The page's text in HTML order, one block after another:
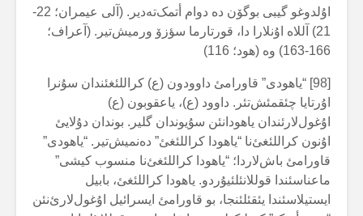
اۇلدوغو گیبی بوگۆن دە دوام أتمک‌تەدیر. (آلی عیمران؛ 22-
21) آللاە اۇنلارا دا، قورتارما سؤزۆ ورمیش‌تیر. (آعراف؛
166-163) وە (هود؛ 116)
[98] “یاهودی” قاورامئ داوودون (ع) کراللئغئندان سۇنرا
اۇرتایا چئقمئش‌تئر. داوود (ع)، یاعقوبون (ع)
اۇغول‌لارئندان یاهودانئن سۇیوندان گلیر. بوندان دۇلایئ
اۇنون کراللئغئ‌نا “یاهودا کراللئغئ” دەنمیش‌تیر. “یاهودی”
قاورامئ باش‌لاردا؛ “یاهودا کراللئغئ‌نا منسوب کیشی”
ماعناسئندا قوللانئلئیۇردو. یاهودا کراللئغئ، بابیل
ایستیلاسئندا یئقئلئنجا، بو قاورامئ ایسرائیل اۇغول‌لارئ‌نئن